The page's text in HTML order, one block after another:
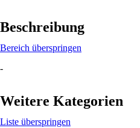
Beschreibung
Bereich überspringen
-
Weitere Kategorien
Liste überspringen